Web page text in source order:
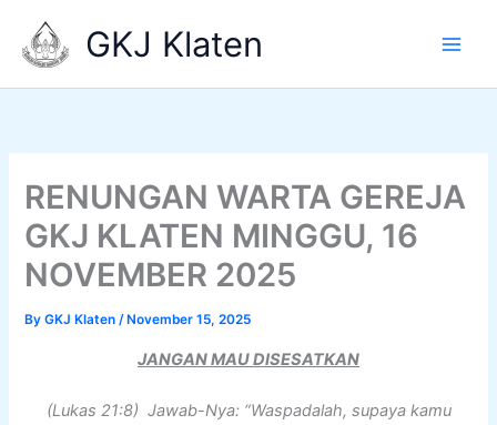
content
GKJ Klaten
RENUNGAN WARTA GEREJA
GKJ KLATEN MINGGU, 16
NOVEMBER 2025
ByGKJ Klaten/ November 15, 2025
JANGAN MAU DISESATKAN
(Lukas 21:8) Jawab-Nya: “Waspadalah, supaya kamu